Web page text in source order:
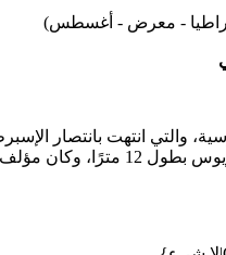
- معرض - أغسطس)
انتهت بانتصار